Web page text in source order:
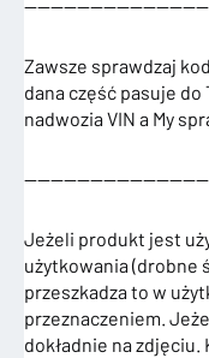
Zawsze sprawdzaj
dana część pasuje
nadwozia VIN a My
Jeżeli produkt jest
użytkowania (drobne
przeszkadza to w
przeznaczeniem.
dokładnie na